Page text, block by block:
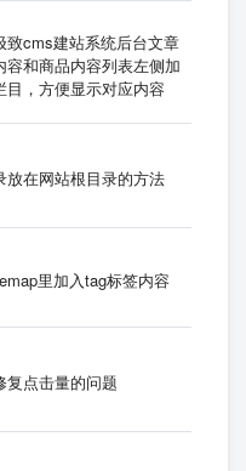
致cms建站系统后台文章
容和商品内容列表左侧加
目，方便显示对应内容
在网站根目录的方法
里加入tag标签内容
点击量的问题